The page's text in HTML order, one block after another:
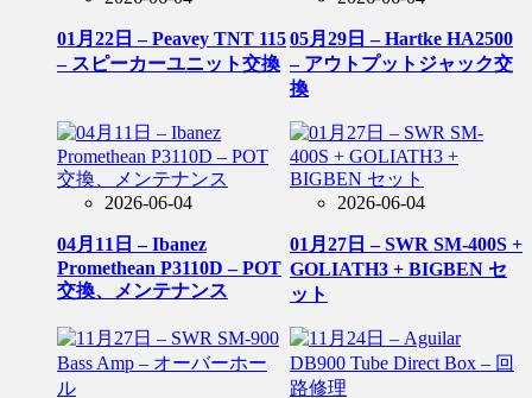
01月22日 – Peavey TNT 115
– スピーカーユニット交換
05月29日 – Hartke HA2500
– アウトプットジャック交
換
2026-06-04
04月11日 – Ibanez
Promethean P3110D – POT
交換、メンテナンス
2026-06-04
01月27日 – SWR SM-400S +
GOLIATH3 + BIGBEN セ
ット